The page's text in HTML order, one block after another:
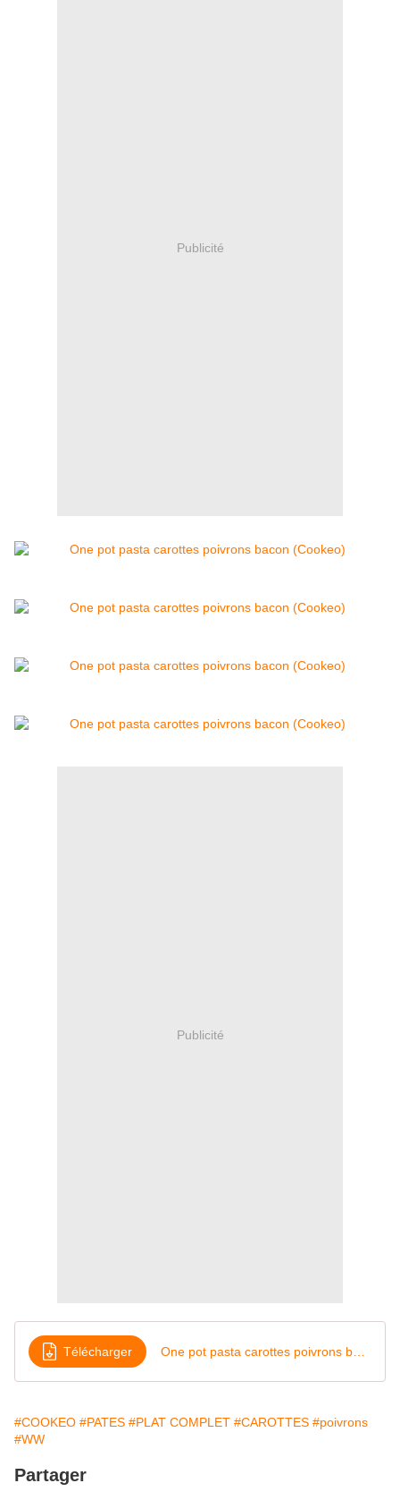
Publicité
Publicité
Télécharger
#COOKEO #PATES #PLAT COMPLET #CAROTTES #poivrons
#WW
Partager